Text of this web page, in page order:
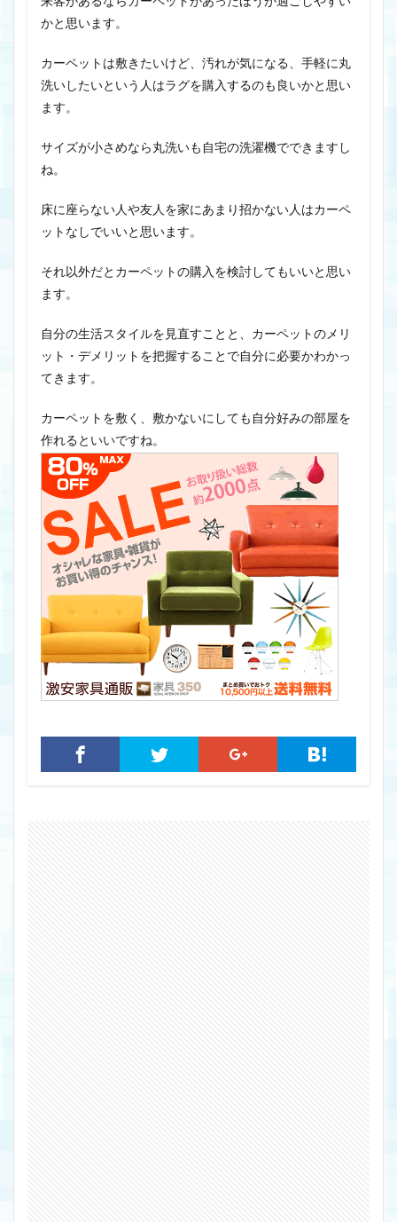
かと思います。
カーペットは敷きたいけど、汚れが気になる、手軽に丸
洗いしたいという人はラグを購入するのも良いかと思い
ます。
サイズが小さめなら丸洗いも自宅の洗濯機でできますし
ね。
床に座らない人や友人を家にあまり招かない人はカーペ
ットなしでいいと思います。
それ以外だとカーペットの購入を検討してもいいと思い
ます。
自分の生活スタイルを見直すことと、カーペットのメリ
ット・デメリットを把握することで自分に必要かわかっ
てきます。
カーペットを敷く、敷かないにしても自分好みの部屋を
作れるといいですね。